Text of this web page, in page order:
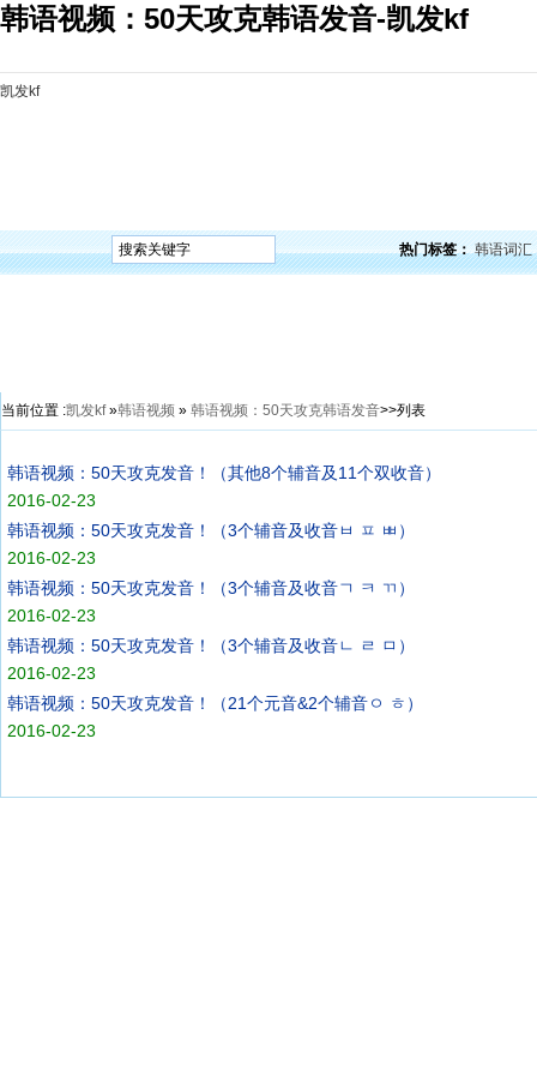
韩语视频：50天攻克韩语发音-凯发kf
凯发kf
热门标签： 韩语词汇
当前位置 :凯发kf»韩语视频 » 韩语视频：50天攻克韩语发音>>列表
韩语视频：50天攻克发音！（其他8个辅音及11个双收音）
2016-02-23
韩语视频：50天攻克发音！（3个辅音及收音ㅂ ㅍ ㅃ）
2016-02-23
韩语视频：50天攻克发音！（3个辅音及收音ㄱ ㅋ ㄲ）
2016-02-23
韩语视频：50天攻克发音！（3个辅音及收音ㄴ ㄹ ㅁ）
2016-02-23
韩语视频：50天攻克发音！（21个元音&2个辅音ㅇ ㅎ）
2016-02-23